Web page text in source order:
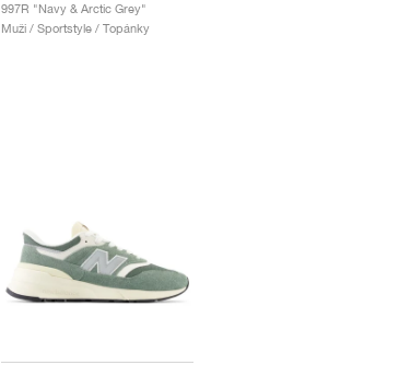
997R "Navy & Arctic Grey"
Muži / Sportstyle / Topánky